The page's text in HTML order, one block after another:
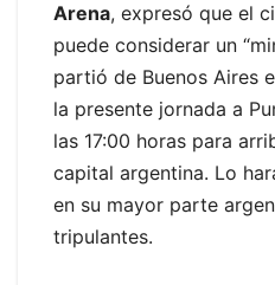
Arena, expresó que el
puede considerar un
partió de Buenos Aires
la presente jornada a
las 17:00 horas para
capital argentina. Lo
en su mayor parte
tripulantes.